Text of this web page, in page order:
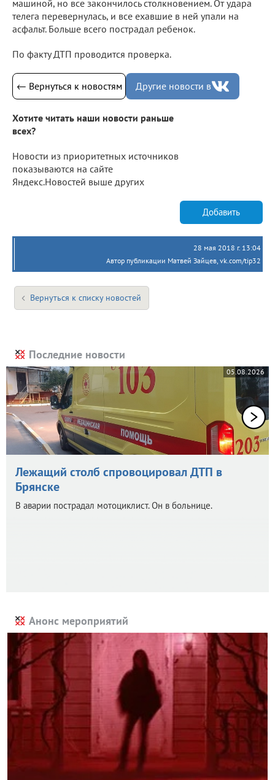
машиной, но все закончилось столкновением. От удара
телега перевернулась, и все ехавшие в ней упали на
асфальт. Больше всего пострадал ребенок.
По факту ДТП проводится проверка.
← Вернуться к новостям Другие новости в
Хотите читать наши новости раньше
всех?
Новости из приоритетных источников
показываются на сайте
Яндекс.Новостей выше других
Добавить
28 мая 2018 г. 13:04
Автор публикации Матвей Зайцев, vk.com/tip32
Вернуться к списку новостей
Последние новости
05.08.2026
Лежащий столб спровоцировал ДТП в
Брянске
В аварии пострадал мотоциклист. Он в больнице.
Анонс мероприятий